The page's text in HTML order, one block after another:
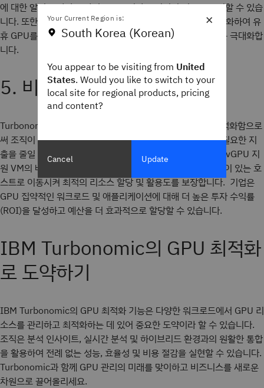
에 대한 알림을 받아 즉각적으로 조치하고 최적의 성능을 유지할 수 있습
니다. 또한 Turbonomic의 자동화 기능은 리소스 회수를 간소화하여 유
휴 GPU를 재사용할 수 있도록 풀로 반환하여 리소스 활용도를 극대화합
니다.
5. 비용 최적화 및 ROI 개선
Turbonomic은 클라우드에서 GPU 리소스를 지능적으로 최적화함으로
써 조직이 유휴 또는 활용도가 낮은 GPU 인스턴스에 대한 불필요한 지
출을 줄일 수 있도록 지원합니다. Turbonomic은 온프레미스 vGPU 지
원 VM의 배치를 개선하여 해당 VM을 사용 가능한 GPU 용량이 있는 호
스트로 이동시켜 최적의 리소스 할당 및 활용도를 보장합니다. 기업은
GPU 집약적인 워크로드 및 애플리케이션에 대해 더 높은 투자 수익률
(ROI)을 달성하고 예산을 더 효과적으로 할당할 수 있습니다.
IBM Turbonomic의 GPU 최적화
로 도약하기
IBM Turbonomic의 GPU 최적화 기능은 다양한 워크로드에서 GPU 리
소스를 관리하고 최적화하는 데 있어 중요한 도약이라 할 수 있습니다.
조직은 분석 인사이트, 실시간 분석 및 하이브리드 환경과의 원활한 통합
을 활용하여 전례 없는 성능, 효율성 및 비용 절감을 실현할 수 있습니다.
Turbonomic과 함께 GPU 관리의 미래를 맞이하고 비즈니스를 새로운
차원으로 끌어올리세요.
×
Your Current Region is:
South Korea (Korean)
You appear to be visiting from United
States. Would you like to switch to your
local site for regional products, pricing
and content?
Cancel Update